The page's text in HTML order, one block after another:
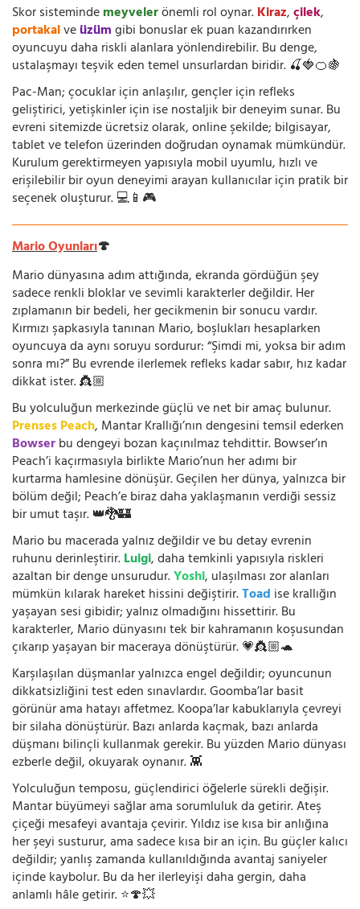
Skor sistemindemeyvelerönemli rol oynar.Kiraz,çilek,
portakalveüzümgibi bonuslar ek puan kazandırırken
oyuncuyu daha riskli alanlara yönlendirebilir. Bu denge,
ustalaşmayı teşvik eden temel unsurlardan biridir. 🍒🍓🍊🍇
Pac-Man; çocuklar için anlaşılır, gençler için refleks
geliştirici, yetişkinler için ise nostaljik bir deneyim sunar. Bu
evreni sitemizde ücretsiz olarak, online şekilde; bilgisayar,
tablet ve telefon üzerinden doğrudan oynamak mümkündür.
Kurulum gerektirmeyen yapısıyla mobil uyumlu, hızlı ve
erişilebilir bir oyun deneyimi arayan kullanıcılar için pratik bir
seçenek oluşturur. 💻📱🎮
Mario Oyunları🍄
Mario dünyasına adım attığında, ekranda gördüğün şey
sadece renkli bloklar ve sevimli karakterler değildir. Her
zıplamanın bir bedeli, her gecikmenin bir sonucu vardır.
Kırmızı şapkasıyla tanınan Mario, boşlukları hesaplarken
oyuncuya da aynı soruyu sordurur: “Şimdi mi, yoksa bir adım
sonra mı?” Bu evrende ilerlemek refleks kadar sabır, hız kadar
dikkat ister. 👸🏼
Bu yolculuğun merkezinde güçlü ve net bir amaç bulunur.
Prenses Peach, Mantar Krallığı’nın dengesini temsil ederken
Bowserbu dengeyi bozan kaçınılmaz tehdittir. Bowser’ın
Peach’i kaçırmasıyla birlikte Mario’nun her adımı bir
kurtarma hamlesine dönüşür. Geçilen her dünya, yalnızca bir
bölüm değil; Peach’e biraz daha yaklaşmanın verdiği sessiz
bir umut taşır. 👑🐉🏰
Mario bu macerada yalnız değildir ve bu detay evrenin
ruhunu derinleştirir.Luigi, daha temkinli yapısıyla riskleri
azaltan bir denge unsurudur.Yoshi, ulaşılması zor alanları
mümkün kılarak hareket hissini değiştirir.Toad ise krallığın
yaşayan sesi gibidir; yalnız olmadığını hissettirir. Bu
karakterler, Mario dünyasını tek bir kahramanın koşusundan
çıkarıp yaşayan bir maceraya dönüştürür. 💗👸🏼🐢
Karşılaşılan düşmanlar yalnızca engel değildir; oyuncunun
dikkatsizliğini test eden sınavlardır. Goomba’lar basit
görünür ama hatayı affetmez. Koopa’lar kabuklarıyla çevreyi
bir silaha dönüştürür. Bazı anlarda kaçmak, bazı anlarda
düşmanı bilinçli kullanmak gerekir. Bu yüzden Mario dünyası
ezberle değil, okuyarak oynanır. 👾
Yolculuğun temposu, güçlendirici öğelerle sürekli değişir.
Mantar büyümeyi sağlar ama sorumluluk da getirir. Ateş
çiçeği mesafeyi avantaja çevirir. Yıldız ise kısa bir anlığına
her şeyi susturur, ama sadece kısa bir an için. Bu güçler kalıcı
değildir; yanlış zamanda kullanıldığında avantaj saniyeler
içinde kaybolur. Bu da her ilerleyişi daha gergin, daha
anlamlı hâle getirir. ⭐🍄💥